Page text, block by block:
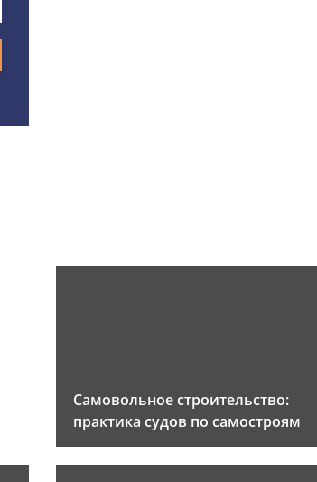
Самовольное строительство:
практика судов по самостроям